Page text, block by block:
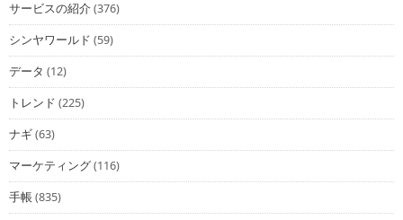
サービスの紹介(376)
シンヤワールド (59)
データ (12)
トレンド (225)
ナギ(63)
マーケティング(116)
手帳(835)